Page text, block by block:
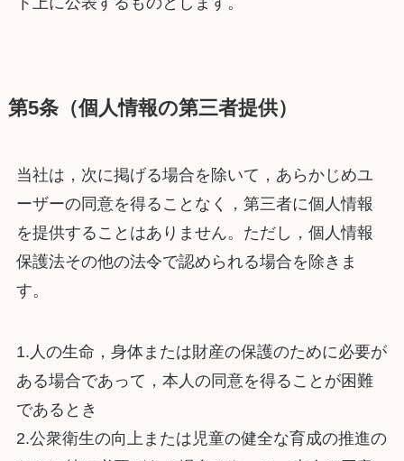
第5条（個人情報の第三者提供）
当社は，次に掲げる場合を除いて，あらかじめユ
ーザーの同意を得ることなく，第三者に個人情報
を提供することはありません。ただし，個人情報
保護法その他の法令で認められる場合を除きま
す。
1.人の生命，身体または財産の保護のために必要が
ある場合であって，本人の同意を得ることが困難
であるとき
2.公衆衛生の向上または児童の健全な育成の推進の